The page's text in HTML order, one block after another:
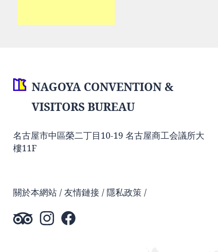
NAGOYA CONVENTION &
VISITORS BUREAU
名古屋市中區榮二丁目10-19 名古屋商工会議所大
樓11F
關於本網站 友情鏈接 隱私政策